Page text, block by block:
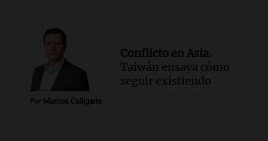
Por Marcos Calligaris
Conflicto en Asia.
Taiwán ensaya cómo
seguir existiendo